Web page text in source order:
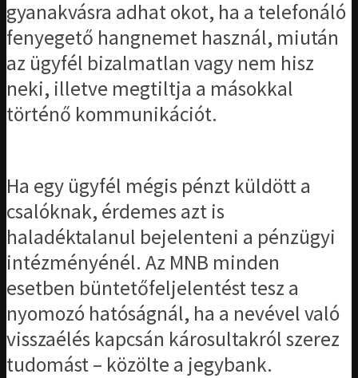
gyanakvásra adhat okot, ha a telefonáló
fenyegető hangnemet használ, miután
az ügyfél bizalmatlan vagy nem hisz
neki, illetve megtiltja a másokkal
történő kommunikációt.
Ha egy ügyfél mégis pénzt küldött a
csalóknak, érdemes azt is
haladéktalanul bejelenteni a pénzügyi
intézményénél. Az MNB minden
esetben büntetőfeljelentést tesz a
nyomozó hatóságnál, ha a nevével való
visszaélés kapcsán károsultakról szerez
tudomást – közölte a jegybank.